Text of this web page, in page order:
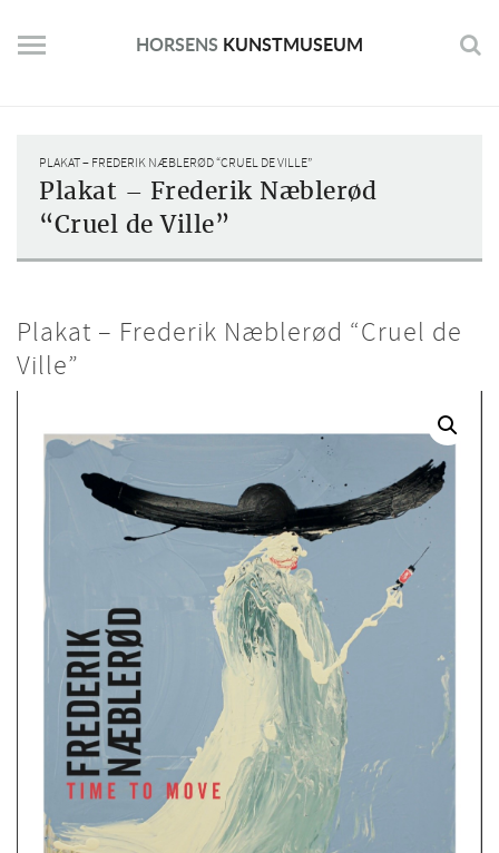
content
HORSENS KUNSTMUSEUM
PLAKAT – FREDERIK NÆBLERØD “CRUEL DE VILLE”
Plakat – Frederik Næblerød
“Cruel de Ville”
Plakat – Frederik Næblerød “Cruel de
Ville”